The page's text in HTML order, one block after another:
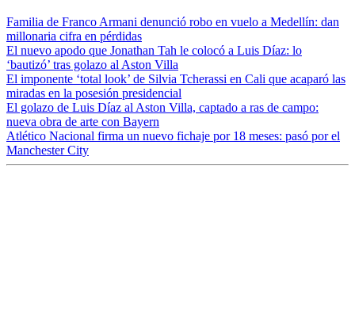
Familia de Franco Armani denunció robo en vuelo a Medellín: dan
millonaria cifra en pérdidas
El nuevo apodo que Jonathan Tah le colocó a Luis Díaz: lo
‘bautizó’ tras golazo al Aston Villa
El imponente ‘total look’ de Silvia Tcherassi en Cali que acaparó las
miradas en la posesión presidencial
El golazo de Luis Díaz al Aston Villa, captado a ras de campo:
nueva obra de arte con Bayern
Atlético Nacional firma un nuevo fichaje por 18 meses: pasó por el
Manchester City